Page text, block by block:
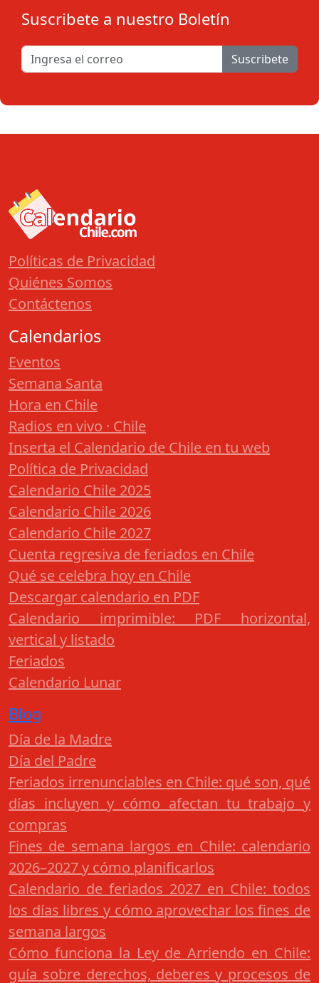
Suscribete a nuestro Boletín
Suscribete
Políticas de Privacidad
Quiénes Somos
Contáctenos
Calendarios
Eventos
Semana Santa
Hora en Chile
Radios en vivo · Chile
Inserta el Calendario de Chile en tu web
Política de Privacidad
Calendario Chile 2025
Calendario Chile 2026
Calendario Chile 2027
Cuenta regresiva de feriados en Chile
Qué se celebra hoy en Chile
Descargar calendario en PDF
Calendario imprimible: PDF horizontal,
vertical y listado
Feriados
Calendario Lunar
Blog
Día de la Madre
Día del Padre
Feriados irrenunciables en Chile: qué son, qué
días incluyen y cómo afectan tu trabajo y
compras
Fines de semana largos en Chile: calendario
2026–2027 y cómo planificarlos
Calendario de feriados 2027 en Chile: todos
los días libres y cómo aprovechar los fines de
semana largos
Cómo funciona la Ley de Arriendo en Chile:
guía sobre derechos, deberes y procesos de